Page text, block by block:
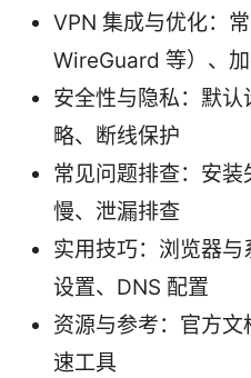
VPN 集成与优化：
WireGuard 等）、
安全性与隐私：默
略、断线保护
常见问题排查：安
慢、泄漏排查
实用技巧：浏览器
设置、DNS 配置
资源与参考：官方文
速工具